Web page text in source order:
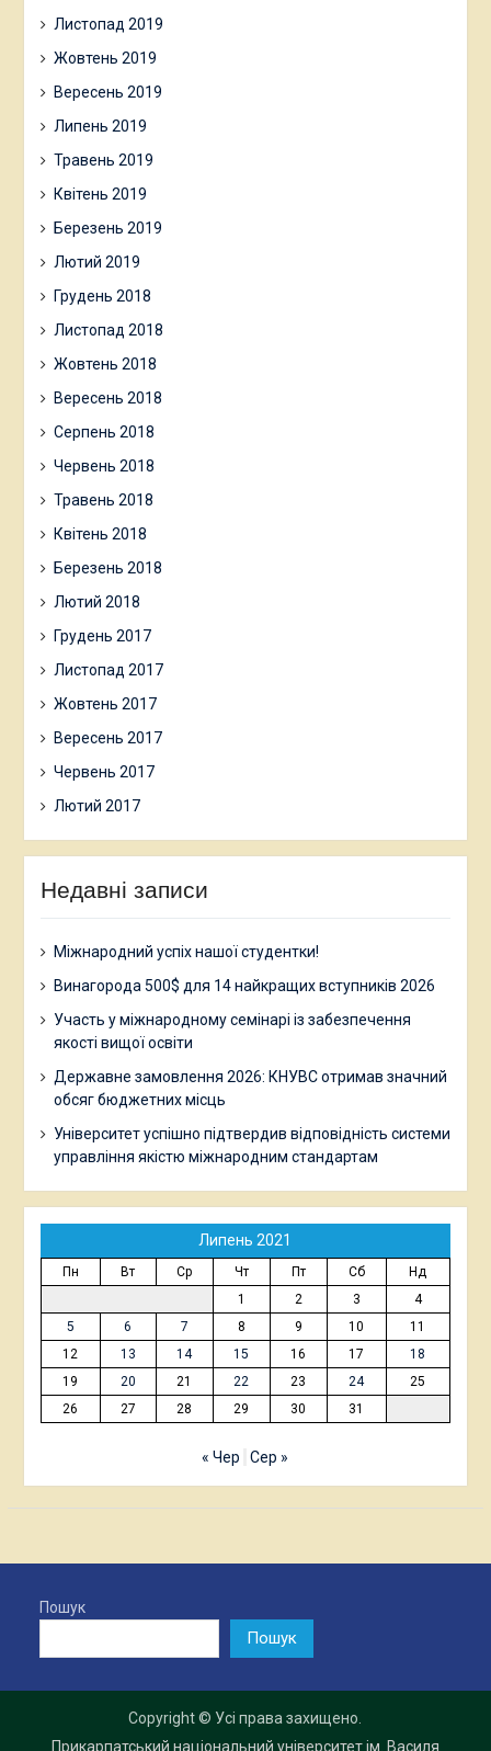
Листопад 2019
Жовтень 2019
Вересень 2019
Липень 2019
Травень 2019
Квітень 2019
Березень 2019
Лютий 2019
Грудень 2018
Листопад 2018
Жовтень 2018
Вересень 2018
Серпень 2018
Червень 2018
Травень 2018
Квітень 2018
Березень 2018
Лютий 2018
Грудень 2017
Листопад 2017
Жовтень 2017
Вересень 2017
Червень 2017
Лютий 2017
Недавні записи
Міжнародний успіх нашої студентки!
Винагорода 500$ для 14 найкращих вступників 2026
Участь у міжнародному семінарі із забезпечення
якості вищої освіти
Державне замовлення 2026: КНУВС отримав значний
обсяг бюджетних місць
Університет успішно підтвердив відповідність системи
управління якістю міжнародним стандартам
Липень 2021
Пн Вт Ср Чт Пт Сб
Нд
1
2 3
4
5
6 7 8 9 10
11
12
13 14 15 16 17
18
19
20 21 22 23 24
25
26
27 28 29 30 31
« Чер Сер »
Пошук
Пошук
Copyright © Усі права захищено.
Прикарпатський національний університет ім. Василя